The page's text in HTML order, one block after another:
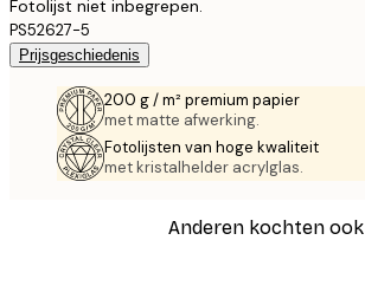
Fotolijst niet inbegrepen.
PS52627-5
Prijsgeschiedenis
200 g / m² premium papier
met matte afwerking.
Fotolijsten van hoge kwaliteit
met kristalhelder acrylglas.
Anderen kochten ook